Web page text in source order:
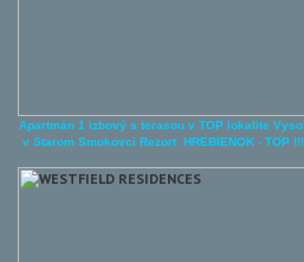
Apartmán 1 izbový s terasou v TOP lokalite
v Starom Smokovci Rezort HREBIENOK - TOP !!!